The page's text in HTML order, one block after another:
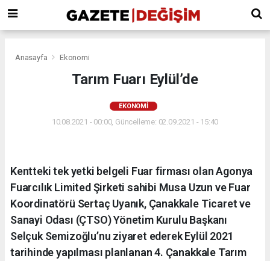
Anasayfa Ekonomi
Tarım Fuarı Eylül’de
EKONOMI
10.08.2021 - 00:00, Güncelleme: 02.09.2021 - 15:40
Kentteki tek yetki belgeli Fuar firması olan Agonya
Fuarcılık Limited Şirketi sahibi Musa Uzun ve Fuar
Koordinatörü Sertaç Uyanık, Çanakkale Ticaret ve
Sanayi Odası (ÇTSO) Yönetim Kurulu Başkanı
Selçuk Semizoğlu’nu ziyaret ederek Eylül 2021
tarihinde yapılması planlanan 4. Çanakkale Tarım